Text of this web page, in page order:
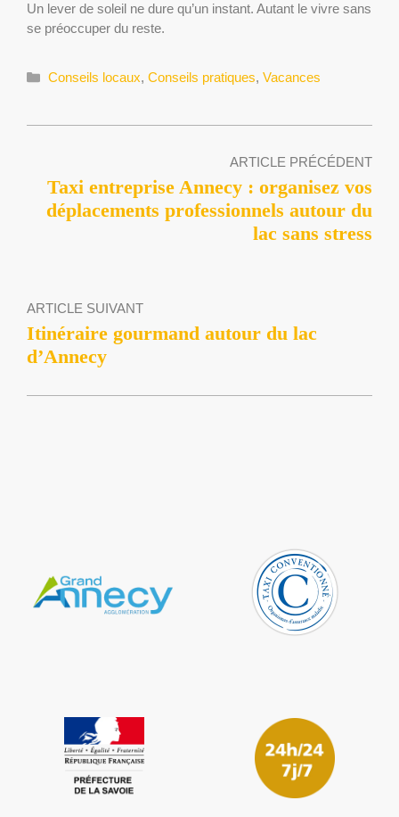
Un lever de soleil ne dure qu’un instant. Autant le vivre sans
se préoccuper du reste.
Catégories
Conseils locaux, Conseils pratiques, Vacances
ARTICLE PRÉCÉDENT
Taxi entreprise Annecy : organisez vos
déplacements professionnels autour du
lac sans stress
ARTICLE SUIVANT
Itinéraire gourmand autour du lac
d’Annecy